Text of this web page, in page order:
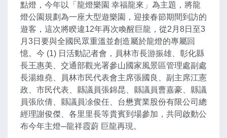
點燈，今年以「龍燈樂園 幸福龍來」為主題，將龍
燈公園規劃為一座大型遊樂園，迎接春節期間到訪的
遊客，這次將睽違12年再次喚醒巨龍，從2月8日至3
月3日要與全國民眾重溫並創造屬於龍燈的專屬回
憶。今 (1) 日活動記者會，員林市長游振雄、彰化縣
長王惠美、交通部觀光署參山國家風景區管理處副處
長湯維堯、員林市民代表會主席張國良、副主席江憲
政、市民代表、縣議員張錦昆、縣議員曹嘉豪、縣議
員張欣倩、縣議員凃俊任、台懋實業股份有限公司總
經理謝俊傑、各里里長等貴賓到場參加，共同啟動公
布今年主燈─龍祥霞蔚 巨龍再現。